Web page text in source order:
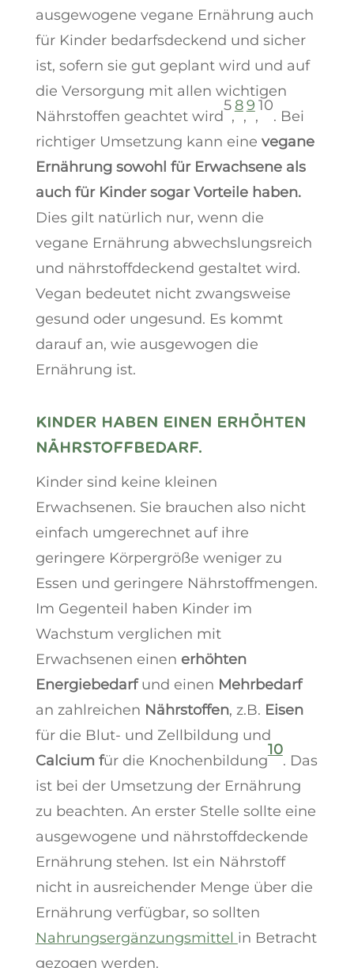
ausgewogene vegane Ernährung auch
für Kinder bedarfsdeckend und sicher
ist, sofern sie gut geplant wird und auf
die Versorgung mit allen wichtigen
Nährstoffen geachtet wird
5
,
8
,
9
,
10
. Bei
richtiger Umsetzung kann eine vegane
Ernährung sowohl für Erwachsene als
auch für Kinder sogar Vorteile haben.
Dies gilt natürlich nur, wenn die
vegane Ernährung abwechslungsreich
und nährstoffdeckend gestaltet wird.
Vegan bedeutet nicht zwangsweise
gesund oder ungesund. Es kommt
darauf an, wie ausgewogen die
Ernährung ist.
KINDER HABEN EINEN ERHÖHTEN
NÄHRSTOFFBEDARF.
Kinder sind keine kleinen
Erwachsenen. Sie brauchen also nicht
einfach umgerechnet auf ihre
geringere Körpergröße weniger zu
Essen und geringere Nährstoffmengen.
Im Gegenteil haben Kinder im
Wachstum verglichen mit
Erwachsenen einen erhöhten
Energiebedarfund einen Mehrbedarf
an zahlreichen Nährstoffen, z.B. Eisen
für die Blut- und Zellbildung und
Calcium für die Knochenbildung
10
. Das
ist bei der Umsetzung der Ernährung
zu beachten. An erster Stelle sollte eine
ausgewogene und nährstoffdeckende
Ernährung stehen. Ist ein Nährstoff
nicht in ausreichender Menge über die
Ernährung verfügbar, so sollten
Nahrungsergänzungsmittel in Betracht
gezogen werden.